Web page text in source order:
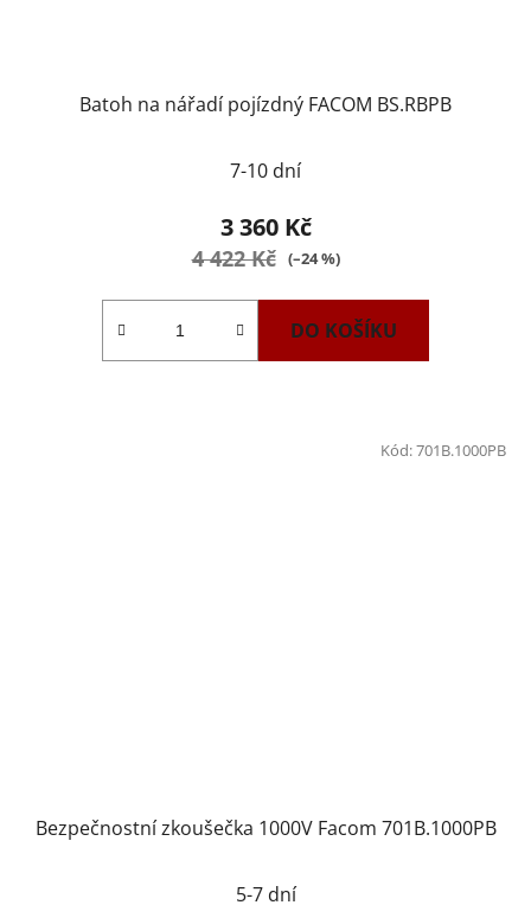
Batoh na nářadí pojízdný FACOM BS.RBPB
7-10 dní
3 360 Kč
4 422 Kč (–24 %)
DO KOŠÍKU
Bezpečnostní zkoušečka 1000V Facom 701B.1000PB
5-7 dní
Kód:701B.1000PB